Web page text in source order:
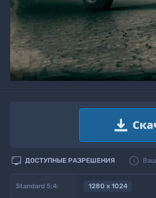
 ДОСТУПНЫЕ РАЗРЕШЕНИЯ 
Standard 5:4: 1280 x 1024